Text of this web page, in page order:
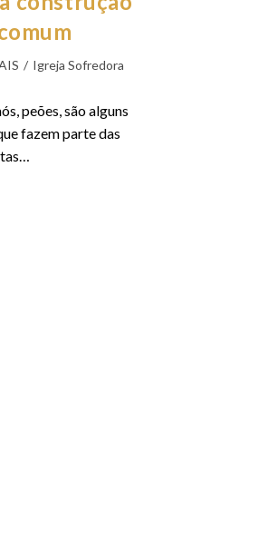
/ Igreja Sofredora
peões, são alguns
fazem parte das